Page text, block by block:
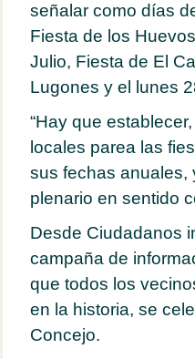
señalar como días
Fiesta de los
Julio, Fiesta de El
Lugones y el lunes
“Hay que
locales parea las
sus fechas anuales,
plenario en sentido
Desde Ciudadanos
campaña de
que todos los
en la historia, se
Concejo.